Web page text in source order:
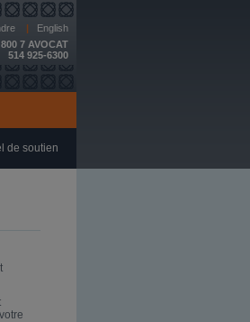
|
English
800 7 AVOCAT
514 925-6300
de soutien